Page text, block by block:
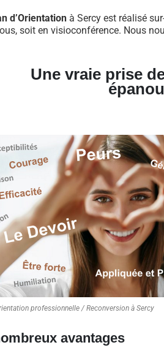
d’Orientation à Sercy est réalisé
soit en visioconférence. Nous
Une vraie prise
professionnelle / Reconversion à Sercy
avantages